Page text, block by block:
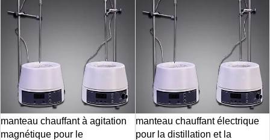
manteau chauffant à agitation
magnétique pour le
manteau chauffant électrique
pour la distillation et la